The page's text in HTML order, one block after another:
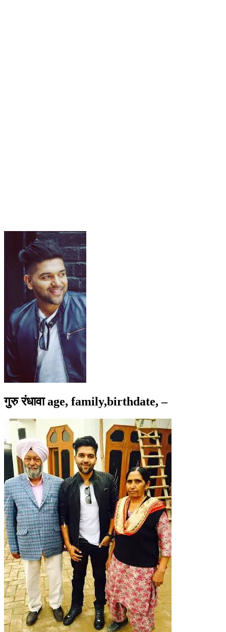
गुरु रंधावा age, family,birthdate, –